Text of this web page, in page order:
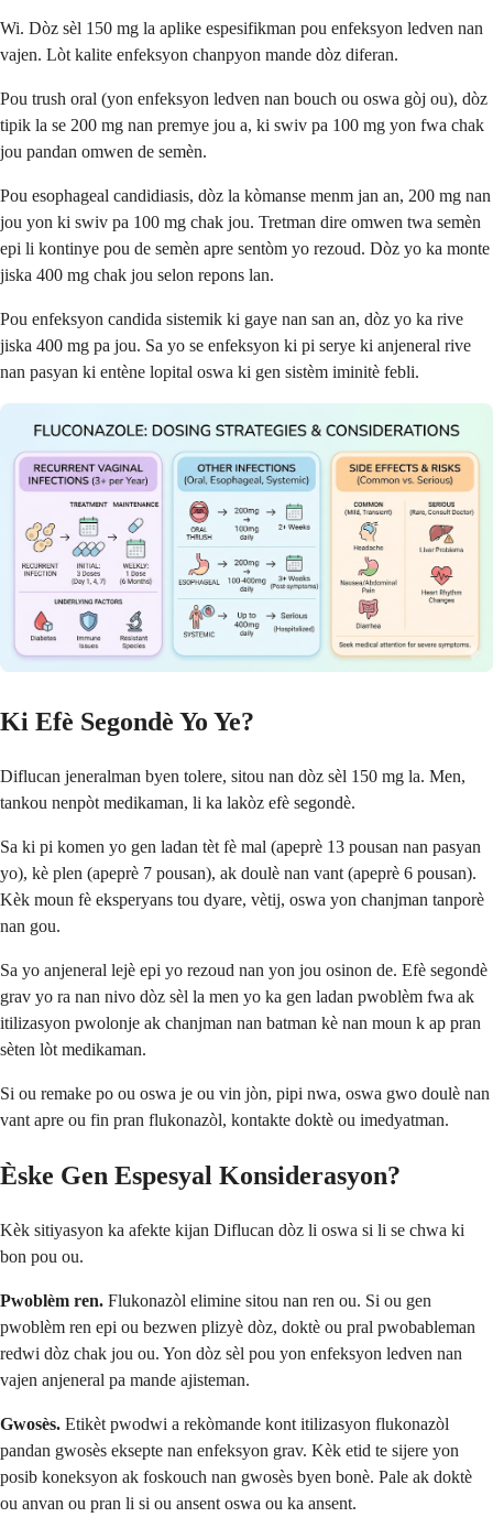
Wi. Dòz sèl 150 mg la aplike espesifikman pou enfeksyon ledven nan
vajen. Lòt kalite enfeksyon chanpyon mande dòz diferan.
Pou trush oral (yon enfeksyon ledven nan bouch ou oswa gòj ou), dòz
tipik la se 200 mg nan premye jou a, ki swiv pa 100 mg yon fwa chak
jou pandan omwen de semèn.
Pou esophageal candidiasis, dòz la kòmanse menm jan an, 200 mg nan
jou yon ki swiv pa 100 mg chak jou. Tretman dire omwen twa semèn
epi li kontinye pou de semèn apre sentòm yo rezoud. Dòz yo ka monte
jiska 400 mg chak jou selon repons lan.
Pou enfeksyon candida sistemik ki gaye nan san an, dòz yo ka rive
jiska 400 mg pa jou. Sa yo se enfeksyon ki pi serye ki anjeneral rive
nan pasyan ki entène lopital oswa ki gen sistèm iminitè febli.
Ki Efè Segondè Yo Ye?
Diflucan jeneralman byen tolere, sitou nan dòz sèl 150 mg la. Men,
tankou nenpòt medikaman, li ka lakòz efè segondè.
Sa ki pi komen yo gen ladan tèt fè mal (apeprè 13 pousan nan pasyan
yo), kè plen (apeprè 7 pousan), ak doulè nan vant (apeprè 6 pousan).
Kèk moun fè eksperyans tou dyare, vètij, oswa yon chanjman tanporè
nan gou.
Sa yo anjeneral lejè epi yo rezoud nan yon jou osinon de. Efè segondè
grav yo ra nan nivo dòz sèl la men yo ka gen ladan pwoblèm fwa ak
itilizasyon pwolonje ak chanjman nan batman kè nan moun k ap pran
sèten lòt medikaman.
Si ou remake po ou oswa je ou vin jòn, pipi nwa, oswa gwo doulè nan
vant apre ou fin pran flukonazòl, kontakte doktè ou imedyatman.
Èske Gen Espesyal Konsiderasyon?
Kèk sitiyasyon ka afekte kijan Diflucan dòz li oswa si li se chwa ki
bon pou ou.
Pwoblèm ren. Flukonazòl elimine sitou nan ren ou. Si ou gen
pwoblèm ren epi ou bezwen plizyè dòz, doktè ou pral pwobableman
redwi dòz chak jou ou. Yon dòz sèl pou yon enfeksyon ledven nan
vajen anjeneral pa mande ajisteman.
Gwosès. Etikèt pwodwi a rekòmande kont itilizasyon flukonazòl
pandan gwosès eksepte nan enfeksyon grav. Kèk etid te sijere yon
posib koneksyon ak foskouch nan gwosès byen bonè. Pale ak doktè
ou anvan ou pran li si ou ansent oswa ou ka ansent.